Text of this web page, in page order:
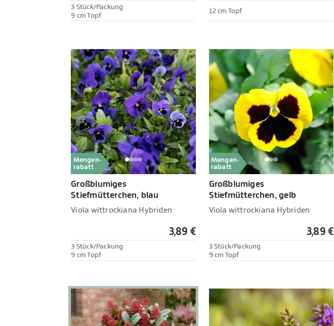
3 Stück/Packung
9 cm Topf
12 cm Topf
Mengen-
rabatt
Großblumiges
Stiefmütterchen, blau
Viola wittrockiana Hybriden
3,89 €
3 Stück/Packung
9 cm Topf
Mengen-
rabatt
Großblumiges
Stiefmütterchen, gelb
Viola wittrockiana Hybriden
3,89 €
3 Stück/Packung
9 cm Topf